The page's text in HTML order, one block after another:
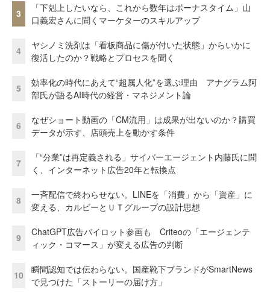
3
「下剋上したいなら、これから数年はボーナスタイム」山
口義宏さんに聞くマーケターのスキルアップ
4
ヤシノミ洗剤は「看板商品に傷が付いた状態」からいかに
復活したのか？戦略とプロセスを聞く
5
効率化の時代にあえて“超属人化”を選ぶ理由 アナグラム阿
部氏が語るAI時代の経営・マネジメント論
6
なぜショート動画の「CM流用」は成果が出ないのか？購買
データが示す、店頭売上を動かす条件
7
「“分業”は再定義される」サイバーエージェント内藤氏に聞
く、インターネット広告20年と転換点
8
一斉配信で終わらせない。LINEを「消費」から「資産」に
変える、カルビーとＵＴグループの設計思想
9
ChatGPT広告パイロット参画も Criteoの「エージェンテ
ィック・コマース」が変える広告の判断
10
瞬間認知では伝わらない。国産靴下ブランドがSmartNews
で見つけた「ストーリーの届け方」